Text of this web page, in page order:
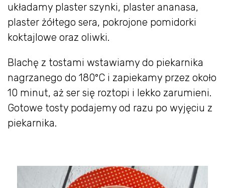
układamy plaster szynki, plaster ananasa,
plaster żółtego sera, pokrojone pomidorki
koktajlowe oraz oliwki.
Blachę z tostami wstawiamy do piekarnika
nagrzanego do 180°C i zapiekamy przez około
10 minut, aż ser się roztopi i lekko zarumieni.
Gotowe tosty podajemy od razu po wyjęciu z
piekarnika.